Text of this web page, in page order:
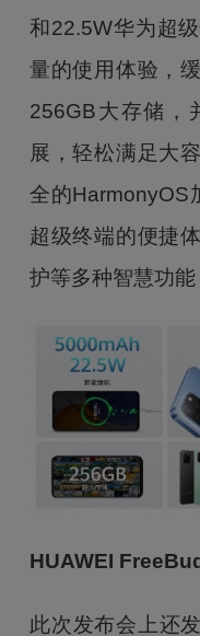
和22.5W华为超
量的使用体验，
256GB大存储，
展，轻松满足大
全的HarmonyOS
超级终端的便捷
护等多种智慧功能
HUAWEI
此次发布会上还